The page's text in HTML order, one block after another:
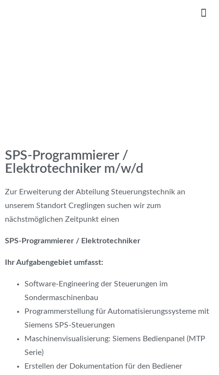
SPS-Programmierer /
Elektrotechniker m/w/d
Zur Erweiterung der Abteilung Steuerungstechnik an
unserem Standort Creglingen suchen wir zum
nächstmöglichen Zeitpunkt einen
SPS-Programmierer / Elektrotechniker
Ihr Aufgabengebiet umfasst:
Software-Engineering der Steuerungen im
Sondermaschinenbau
Programmerstellung für Automatisierungssysteme mit
Siemens SPS-Steuerungen
Maschinenvisualisierung: Siemens Bedienpanel (MTP
Serie)
Erstellen der Dokumentation für den Bediener